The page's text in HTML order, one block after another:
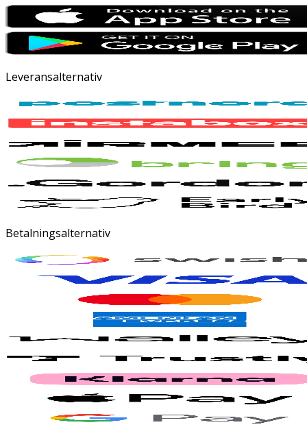
Leveransalternativ
Betalningsalternativ